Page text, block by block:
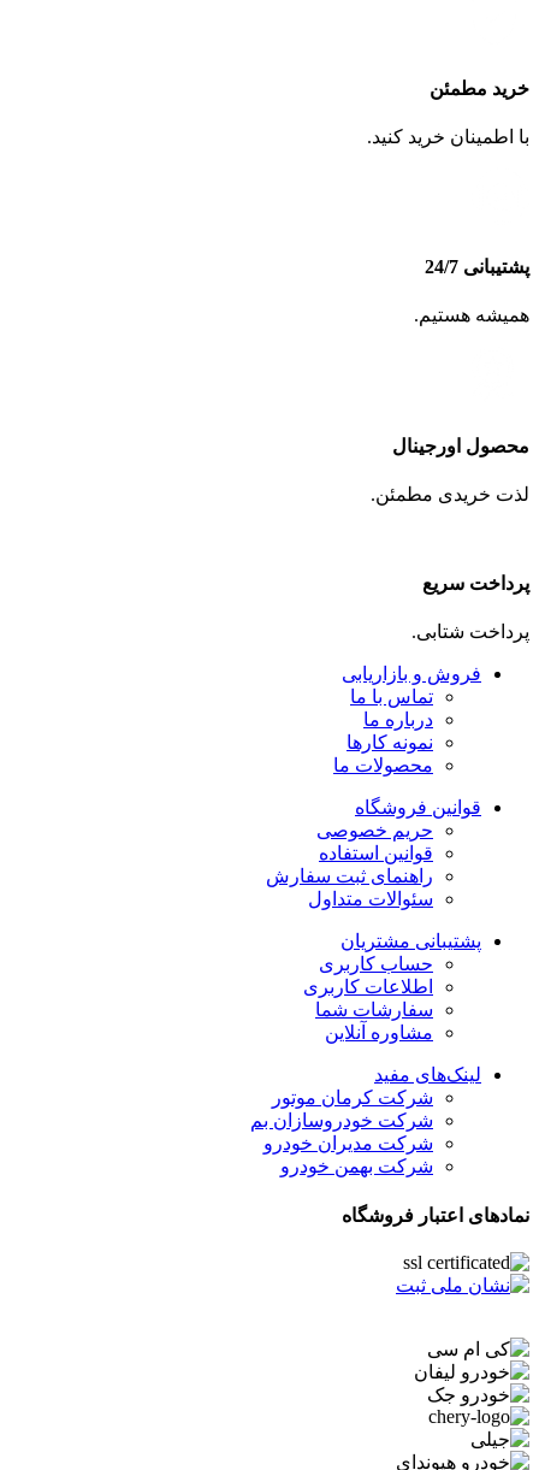
خرید مطمئن
با اطمینان خرید کنید.
پشتیبانی 24/7
همیشه هستیم.
محصول اورجینال
لذت خریدی مطمئن.
پرداخت سریع
پرداخت شتابی.
فروش و بازاریابی
تماس با ما
درباره ما
نمونه کارها
محصولات ما
قوانین فروشگاه
حریم خصوصی
قوانین استفاده
راهنمای ثبت سفارش
سئوالات متداول
پشتیبانی مشتریان
حساب کاربری
اطلاعات کاربری
سفارشات شما
مشاوره آنلاین
لینک‌های مفید
شرکت کرمان موتور
شرکت خودروسازان بم
شرکت مدیران خودرو
شرکت بهمن خودرو
نمادهای اعتبار فروشگاه